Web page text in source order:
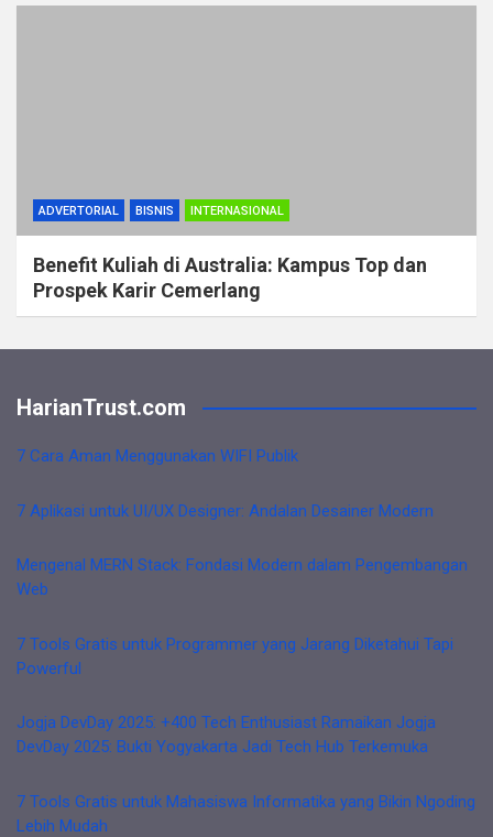
ADVERTORIAL BISNIS INTERNASIONAL
Benefit Kuliah di Australia: Kampus Top dan
Prospek Karir Cemerlang
HarianTrust.com
7 Cara Aman Menggunakan WIFI Publik
7 Aplikasi untuk UI/UX Designer: Andalan Desainer Modern
Mengenal MERN Stack: Fondasi Modern dalam Pengembangan
Web
7 Tools Gratis untuk Programmer yang Jarang Diketahui Tapi
Powerful
Jogja DevDay 2025: +400 Tech Enthusiast Ramaikan Jogja
DevDay 2025: Bukti Yogyakarta Jadi Tech Hub Terkemuka
7 Tools Gratis untuk Mahasiswa Informatika yang Bikin Ngoding
Lebih Mudah